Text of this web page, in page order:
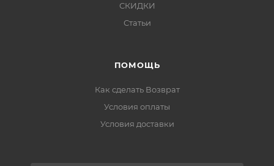
СКИДКИ
Статьи
ПОМОЩЬ
Как сделать Возврат
Условия оплаты
Условия доставки